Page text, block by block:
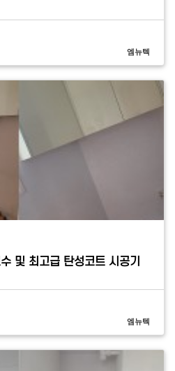
엠뉴텍
및 최고급 탄성코트 시공기
엠뉴텍